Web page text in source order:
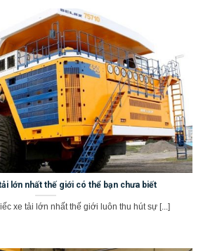
lớn nhất thế giới có thể bạn chưa biết
xe tải lớn nhất thế giới luôn thu hút sự [...]